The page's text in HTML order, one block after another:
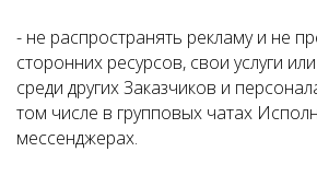
- не распространять рекламу и не
сторонних ресурсов, свои услуги
среди других Заказчиков и
том числе в групповых чатах
мессенджерах.